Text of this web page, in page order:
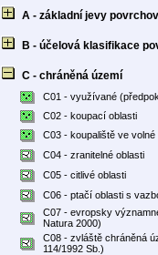
A - základní jevy
B - účelová klasifikace
C - chráněná území
C01 - využívané
C02 - koupací oblasti
C03 - koupaliště ve volné
C04 - zranitelné oblasti
C05 - citlivé oblasti
C06 - ptačí oblasti s
C07 - evropsky
Natura 2000)
C08 - zvláště chráněná
114/1992 Sb.)